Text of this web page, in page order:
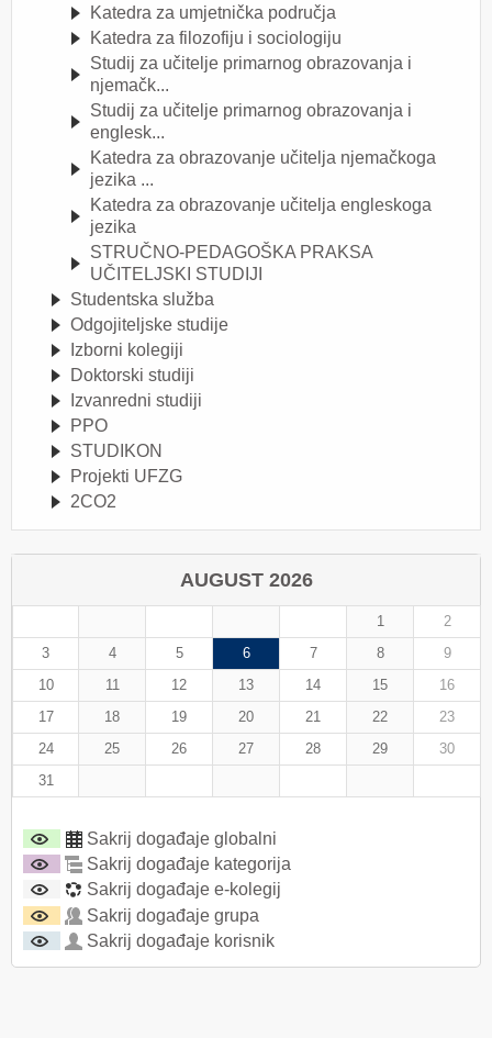
Katedra za umjetnička područja
Katedra za filozofiju i sociologiju
Studij za učitelje primarnog obrazovanja i
njemačk...
Studij za učitelje primarnog obrazovanja i
englesk...
Katedra za obrazovanje učitelja njemačkoga
jezika ...
Katedra za obrazovanje učitelja engleskoga
jezika
STRUČNO-PEDAGOŠKA PRAKSA
UČITELJSKI STUDIJI
Studentska služba
Odgojiteljske studije
Izborni kolegiji
Doktorski studiji
Izvanredni studiji
PPO
STUDIKON
Projekti UFZG
2CO2
AUGUST 2026
1
2
3
4 5 6 7 8
9
10
11 12 13 14 15
16
17
18 19 20 21 22
23
24
25 26 27 28 29
30
31
Sakrij događaje globalni
Sakrij događaje kategorija
Sakrij događaje e-kolegij
Sakrij događaje grupa
Sakrij događaje korisnik